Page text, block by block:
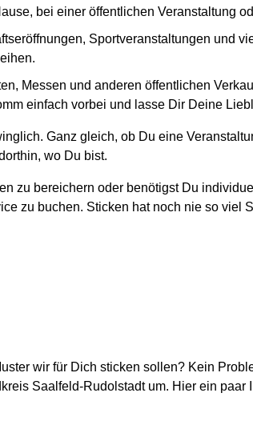
bei einer öffentlichen Veranstaltung
Sportveranstaltungen und
Messen und anderen öffentlichen
einfach vorbei und lasse Dir Deine
Ganz gleich, ob Du eine
wo Du bist.
zu bereichern oder benötigst Du
zu buchen. Sticken hat noch nie so viel
wir für Dich sticken sollen? Kein
Saalfeld-Rudolstadt um. Hier ein paar